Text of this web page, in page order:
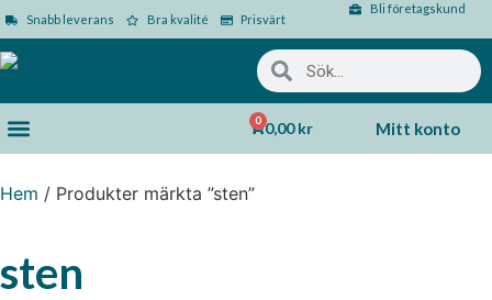
Snabb leverans Bra kvalité Prisvärt
Bli företagskund
0,00kr
0 Mitt konto
Hem / Produkter märkta ”sten”
sten